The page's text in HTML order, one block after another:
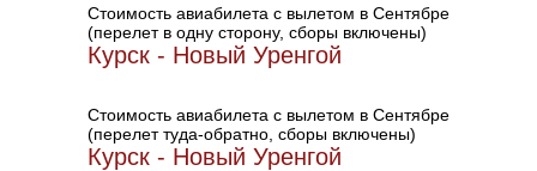
Стоимость авиабилета с вылетом в Сентябре
(перелет в одну сторону, сборы включены)
Курск - Новый Уренгой
Стоимость авиабилета с вылетом в Сентябре
(перелет туда-обратно, сборы включены)
Курск - Новый Уренгой